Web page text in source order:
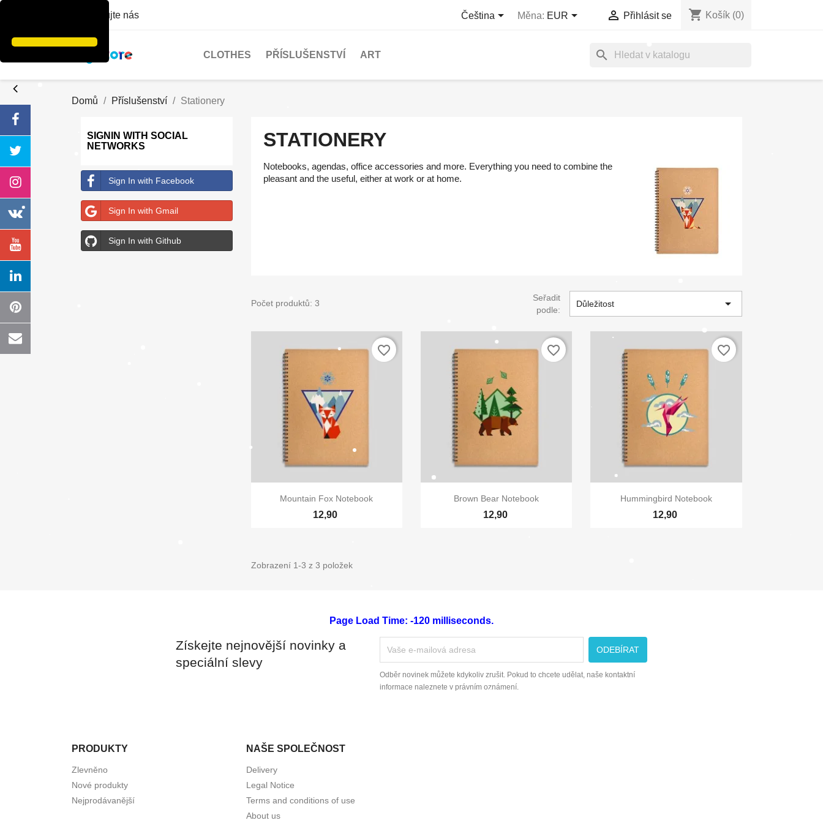
Kontaktujte nás Čeština Měna: EUR  Přihlásit se shopping_cart Košík (0)
CLOTHES PŘÍSLUŠENSTVÍ ART search
Domů Příslušenství Stationery
SIGNIN WITH SOCIAL
NETWORKS
Sign In with Facebook
Sign In with Gmail
Sign In with Github
STATIONERY
Notebooks, agendas, office accessories and more. Everything you need to combine the
pleasant and the useful, either at work or at home.
Počet produktů: 3
Seřadit
podle:
Důležitost 
Rychlý náhled
Mountain Fox Notebook
12,90
favorite_border
Rychlý náhled
Brown Bear Notebook
12,90
favorite_border
Rychlý náhled
Hummingbird Notebook
12,90
favorite_border
Zobrazení 1-3 z 3 položek
Page Load Time: -120 milliseconds.
Získejte nejnovější novinky a
speciální slevy
Odběr novinek můžete kdykoliv zrušit. Pokud to chcete udělat, naše kontaktní
informace naleznete v právním oznámení.
PRODUKTY
Zlevněno
Nové produkty
Nejprodávanější
NAŠE SPOLEČNOST
Delivery
Legal Notice
Terms and conditions of use
About us
Vytvořit seznam přání
Název seznamu přání